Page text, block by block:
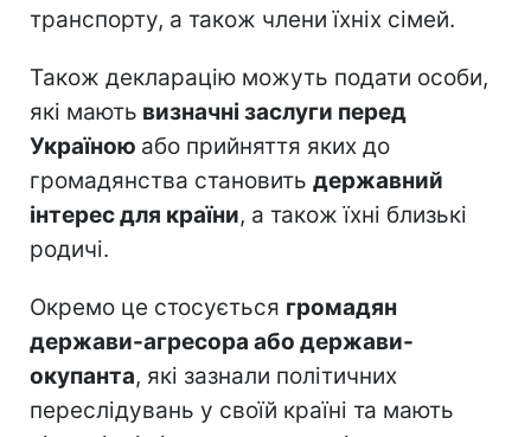
транспорту, а також члени їхніх сімей.
Також декларацію можуть подати особи,
які мають визначні заслуги перед
Україною або прийняття яких до
громадянства становить державний
інтерес для країни, а також їхні близькі
родичі.
Окремо це стосується громадян
держави-агресора або держави-
окупанта, які зазнали політичних
переслідувань у своїй країні та мають